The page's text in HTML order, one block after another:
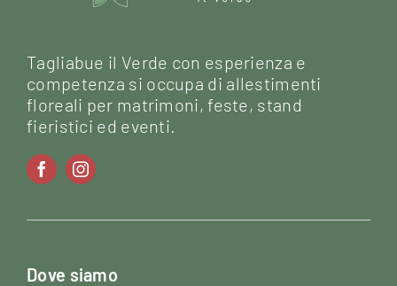
Tagliabue il Verde con esperienza e
competenza si occupa di allestimenti
floreali per matrimoni, feste, stand
fieristici ed eventi.
Dove siamo